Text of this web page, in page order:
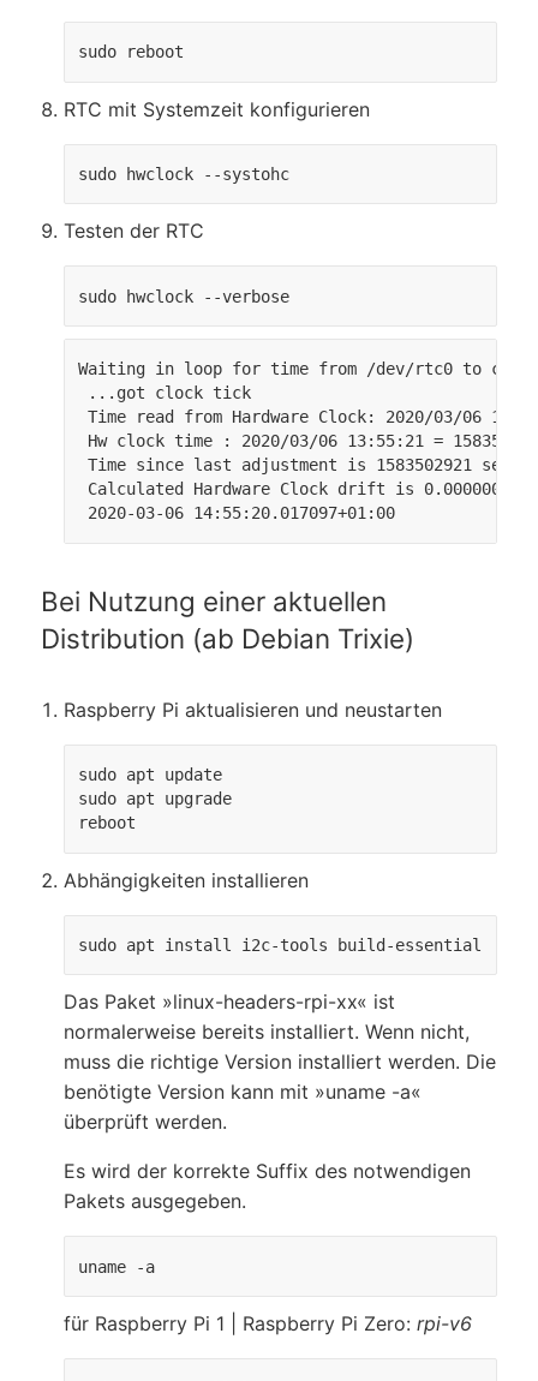
sudo reboot
RTC mit Systemzeit konfigurieren
sudo hwclock --systohc
Testen der RTC
sudo hwclock --verbose
Waiting in loop for time from /dev/rtc0 to
...got clock tick
Time read from Hardware Clock: 2020/03/06
Hw clock time : 2020/03/06 13:55:21 =
Time since last adjustment is 1583502921
Calculated Hardware Clock drift is 0.000000
2020-03-06 14:55:20.017097+01:00
Bei Nutzung einer aktuellen
Distribution (ab Debian Trixie)
Raspberry Pi aktualisieren und neustarten
sudo apt update
sudo apt upgrade
reboot
Abhängigkeiten installieren
sudo apt install i2c-tools build-essential
Das Paket linux-headers-rpi-xx
ist
normalerweise bereits installiert. Wenn nicht,
muss die richtige Version installiert werden. Die
benötigte Version kann mit
uname -a
überprüft werden.
Es wird der korrekte Suffix des notwendigen
Pakets ausgegeben.
uname -a
für Raspberry Pi 1 | Raspberry Pi Zero: rpi-v6